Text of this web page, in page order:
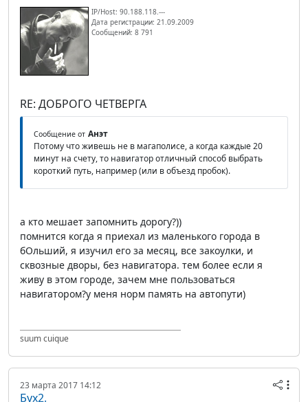
IP/Host: 90.188.118.---
Дата регистрации: 21.09.2009
Сообщений: 8 791
RE: ДОБРОГО ЧЕТВЕРГА
Сообщение от Анэт
Потому что живешь не в магаполисе, а когда каждые 20
минут на счету, то навигатор отличный способ выбрать
короткий путь, например (или в объезд пробок).
а кто мешает запомнить дорогу?))
помнится когда я приехал из маленького города в
бОльший, я изучил его за месяц, все закоулки, и
сквозные дворы, без навигатора. тем более если я
живу в этом городе, зачем мне пользоваться
навигатором?у меня норм память на автопути)
suum cuique
23 марта 2017 14:12
Бух2.